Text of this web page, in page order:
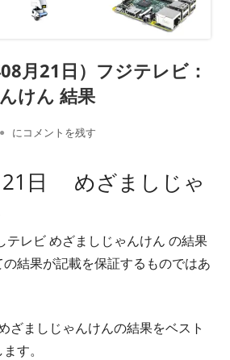
月21日）フジテレビ：
けん 結果
本日（2020年08月21日）フジテレビ： めざま
にコメントを残す
21日 めざましじゃ
テレビ めざましじゃんけん の結果
結果が記載を保証するものではあ
ざましじゃんけんの結果をベスト
す。